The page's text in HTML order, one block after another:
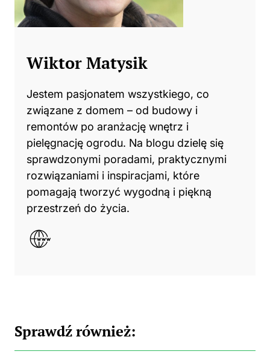
Wiktor Matysik
Jestem pasjonatem wszystkiego, co
związane z domem – od budowy i
remontów po aranżację wnętrz i
pielęgnację ogrodu. Na blogu dzielę się
sprawdzonymi poradami, praktycznymi
rozwiązaniami i inspiracjami, które
pomagają tworzyć wygodną i piękną
przestrzeń do życia.
Sprawdź również: